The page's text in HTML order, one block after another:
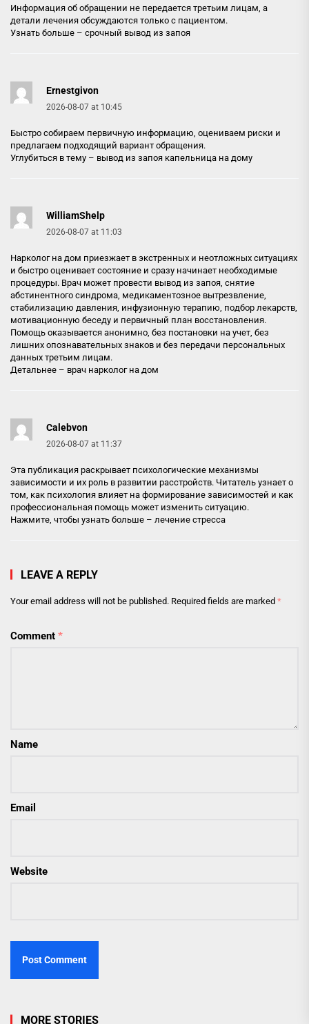
Информация об обращении не передается третьим лицам, а
детали лечения обсуждаются только с пациентом.
Узнать больше – срочный вывод из запоя
Ernestgivon
2026-08-07 at 10:45
Быстро собираем первичную информацию, оцениваем риски и
предлагаем подходящий вариант обращения.
Углубиться в тему – вывод из запоя капельница на дому
WilliamShelp
2026-08-07 at 11:03
Нарколог на дом приезжает в экстренных и неотложных ситуациях
и быстро оценивает состояние и сразу начинает необходимые
процедуры. Врач может провести вывод из запоя, снятие
абстинентного синдрома, медикаментозное вытрезвление,
стабилизацию давления, инфузионную терапию, подбор лекарств,
мотивационную беседу и первичный план восстановления.
Помощь оказывается анонимно, без постановки на учет, без
лишних опознавательных знаков и без передачи персональных
данных третьим лицам.
Детальнее – врач нарколог на дом
Calebvon
2026-08-07 at 11:37
Эта публикация раскрывает психологические механизмы
зависимости и их роль в развитии расстройств. Читатель узнает о
том, как психология влияет на формирование зависимостей и как
профессиональная помощь может изменить ситуацию.
Нажмите, чтобы узнать больше – лечение стресса
LEAVE A REPLY
Your email address will not be published. Required fields are marked *
Comment *
Name
Email
Website
MORE STORIES